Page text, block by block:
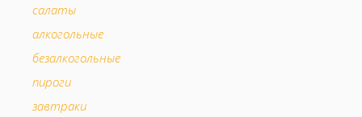
салаты
алкогольные
безалкогольные
пироги
завтраки